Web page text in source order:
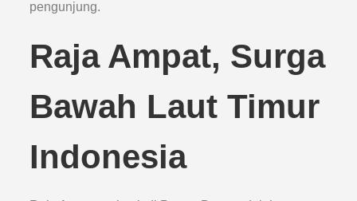
pengunjung.
Raja Ampat, Surga
Bawah Laut Timur
Indonesia